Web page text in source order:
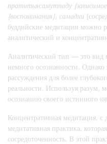
пратитьясамутпаду
(воспоминания), самадхи
буддийские медитации можно
аналитический и
Аналитический тип — это вид
немного осознанности. Однако
рассуждения для более
реальности. Используя разум,
осознанию своего истинного
Концентративная медитация,
медитативная практика,
сосредоточенность. В этой